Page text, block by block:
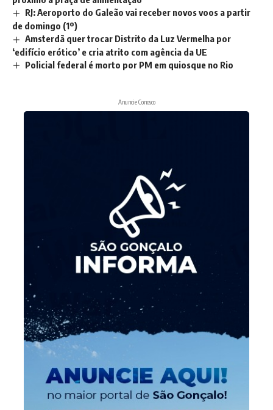
RJ: Aeroporto do Galeão vai receber novos voos a partir
de domingo (1º)
Amsterdã quer trocar Distrito da Luz Vermelha por
‘edifício erótico’ e cria atrito com agência da UE
Policial federal é morto por PM em quiosque no Rio
Anuncie Conosco